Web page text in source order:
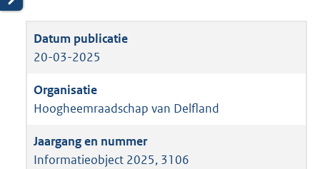
20-03-2025
Hoogheemraadschap van Delfland
Informatieobject 2025, 3106